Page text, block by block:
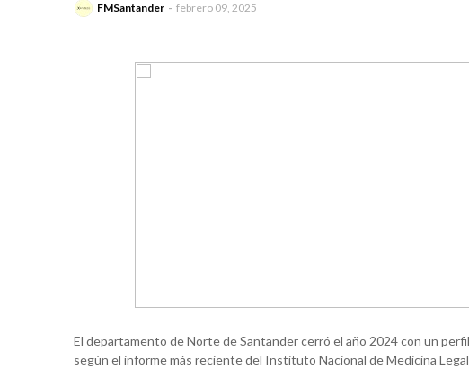
FMSantander febrero 09, 2025
El departamento de Norte de Santander cerró el año 2024 con un
según el informe más reciente del Instituto Nacional de Medicina